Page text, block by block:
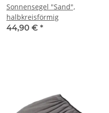
Sonnensegel "Sand",
halbkreisförmig
44,90 € *